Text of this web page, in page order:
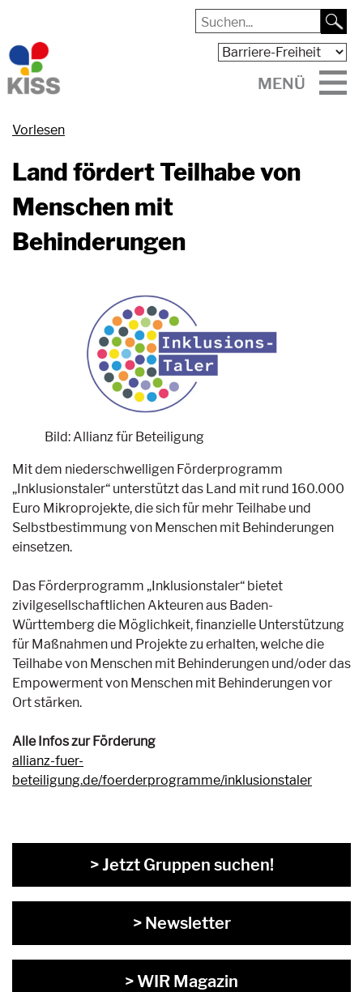
MENÜ
Vorlesen
Land fördert Teilhabe von
Menschen mit
Behinderungen
Bild: Allianz für Beteiligung
Mit dem niederschwelligen Förderprogramm
„Inklusionstaler“ unterstützt das Land mit rund 160.000
Euro Mikroprojekte, die sich für mehr Teilhabe und
Selbstbestimmung von Menschen mit Behinderungen
einsetzen.
Das Förderprogramm „Inklusionstaler“ bietet
zivilgesellschaftlichen Akteuren aus Baden-
Württemberg die Möglichkeit, finanzielle Unterstützung
für Maßnahmen und Projekte zu erhalten, welche die
Teilhabe von Menschen mit Behinderungen und/oder das
Empowerment von Menschen mit Behinderungen vor
Ort stärken.
Alle Infos zur Förderung
allianz-fuer-
beteiligung.de/foerderprogramme/inklusionstaler
> Jetzt Gruppen suchen!
> Newsletter
> WIR Magazin